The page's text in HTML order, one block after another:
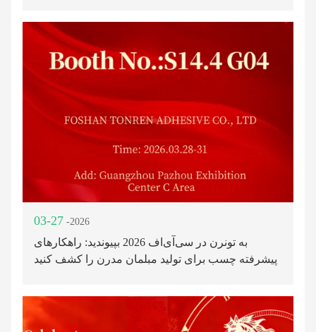
03-27 -2026
به تونرن در سی‌آی‌اف 2026 بپیوندید: راهکارهای
پیشرفته چسب برای تولید مبلمان مدرن را کشف کنید